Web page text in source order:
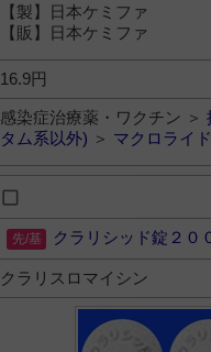
【製】日本ケミファ
【販】日本ケミファ
16.9円
感染症治療薬・ワクチン ＞
タム系以外) ＞ マクロライ
クラリシッド錠２０
クラリスロマイシン